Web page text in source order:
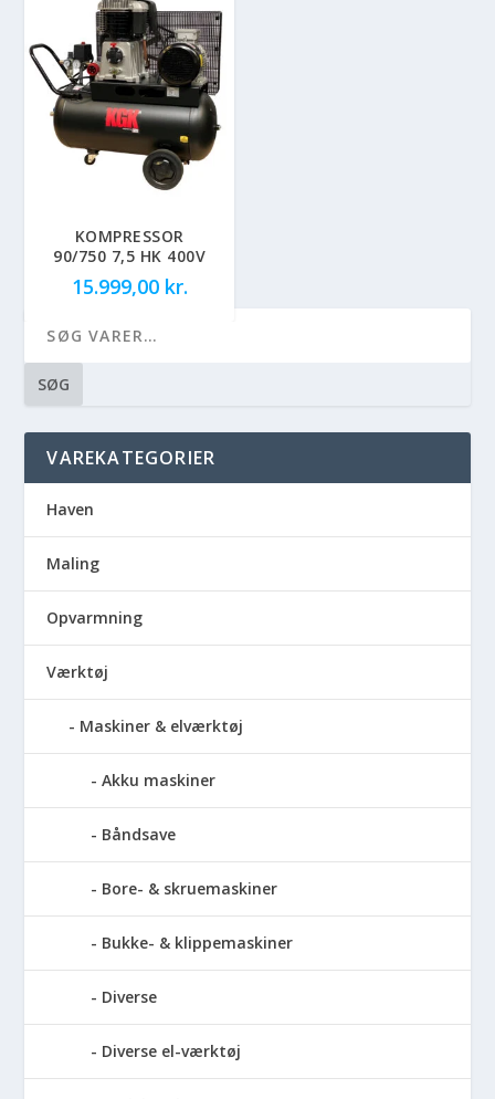
KOMPRESSOR
90/750 7,5 HK 400V
15.999,00 kr.
SØG
VAREKATEGORIER
Haven
Maling
Opvarmning
Værktøj
Maskiner & elværktøj
Akku maskiner
Båndsave
Bore- & skruemaskiner
Bukke- & klippemaskiner
Diverse
Diverse el-værktøj